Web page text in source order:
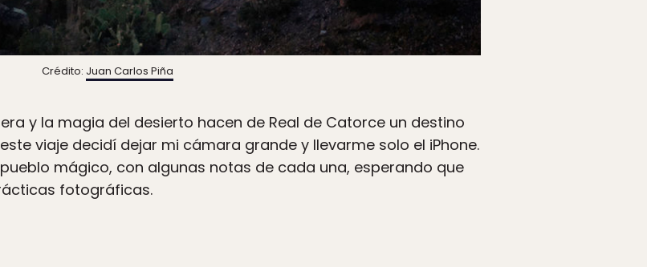
Crédito: Juan Carlos Piña
y la magia del desierto hacen de Real de Catorce un destino
viaje decidí dejar mi cámara grande y llevarme solo el iPhone.
mágico, con algunas notas de cada una, esperando que
fotográficas.